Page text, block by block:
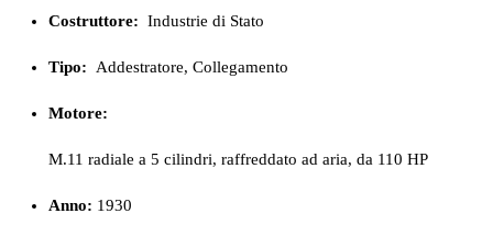
Costruttore: Industrie di Stato
Tipo: Addestratore, Collegamento
Motore:
M.11 radiale a 5 cilindri, raffreddato ad aria, da 110 HP
Anno: 1930